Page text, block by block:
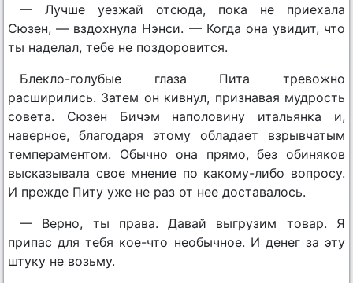
— Лучше уезжай отсюда, пока не приехала
Сюзен, — вздохнула Нэнси. — Когда она увидит, что
ты наделал, тебе не поздоровится.
Блекло-голубые глаза Пита тревожно
расширились. Затем он кивнул, признавая мудрость
совета. Сюзен Бичэм наполовину итальянка и,
наверное, благодаря этому обладает взрывчатым
темпераментом. Обычно она прямо, без обиняков
высказывала свое мнение по какому-либо вопросу.
И прежде Питу уже не раз от нее доставалось.
— Верно, ты права. Давай выгрузим товар. Я
припас для тебя кое-что необычное. И денег за эту
штуку не возьму.